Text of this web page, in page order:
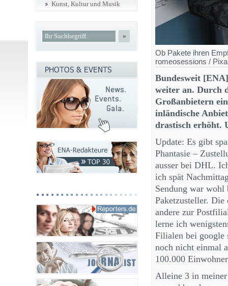
Ob Pakete ihren
romeosessions /
Bundesweit
weiter an. Durch
Großanbietern
inländische
drastisch erhöht.
Update: Es gibt
Phantasie –
ausser bei DHL.
ich spät
Sendung war wohl
Paketzusteller. Die
andere zur
lerne ich
Filialen bei google
noch nicht einmal
100.000
Alleine 3 in
Kunst, Kultur und Musik
»